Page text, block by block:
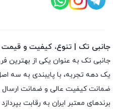
جانبی تک | تنوع، کیفیت و
جانبی تک به عنوان یکی از بهترین
یک دهه تجربه، با پایبندی به سه
ضمانت کیفیت عالی و ضمانت ارسال
برندهای معتبر ایران به رقابت